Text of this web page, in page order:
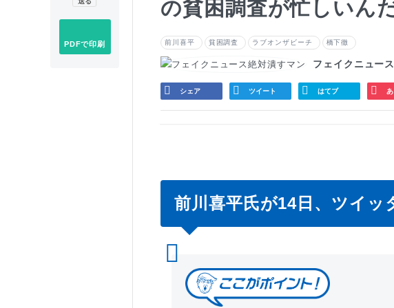
PDFで印刷
の貧困調査が忙しいん
前川喜平 貧困調査 ラブオンザビーチ 橋下徹
フェイクニュー
シェア ツイート はてブ
前川喜平氏が14日、ツイッ